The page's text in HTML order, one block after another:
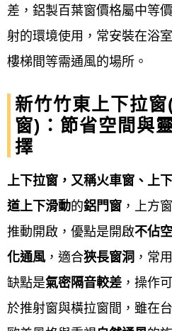
功能測試：: 檢查窗
暢、玻璃是否完整
好、以及防水性是
現場清潔
：: 清潔施
境整潔。
合約要求後，進行
收款。
售後保固：
本保養方式，以確保產
差，鋁製百葉窗價格屬中等
射的環境使用，常安裝在浴
樓梯間等需通風的場所。
新竹竹東上下拉
窗)：節省空間與
擇
上下拉窗，又稱火車窗、上
道上下滑動的鋁門窗 ，上方
推動開啟，優點是開啟不佔
化通風 ，適合狹長窗洞 ，常
缺點是氣密隔音較差 ，操作
於推射窗與橫拉窗間，雖在